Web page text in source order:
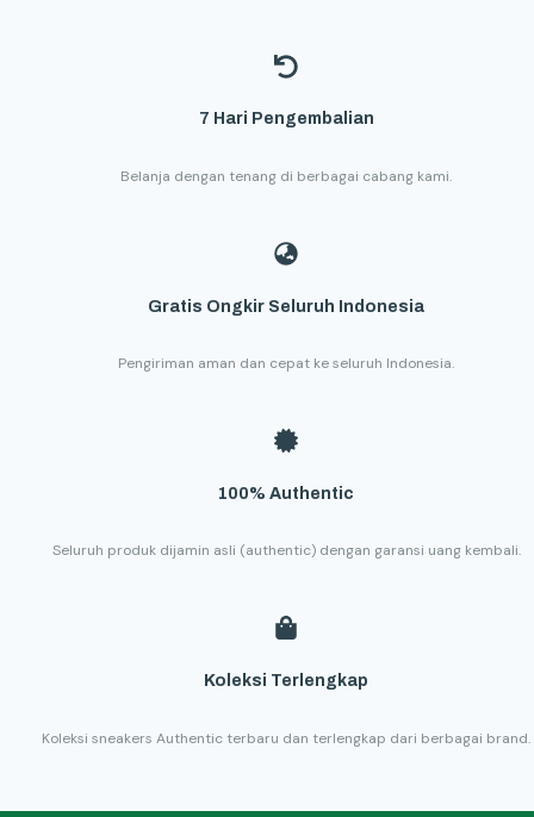
7 Hari Pengembalian
Belanja dengan tenang di berbagai cabang kami.
Gratis Ongkir Seluruh Indonesia
Pengiriman aman dan cepat ke seluruh Indonesia.
100% Authentic
Seluruh produk dijamin asli (authentic) dengan garansi uang kembali.
Koleksi Terlengkap
Koleksi sneakers Authentic terbaru dan terlengkap dari berbagai brand.